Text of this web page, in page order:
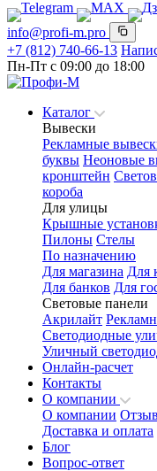
info@profi-m.pro
+7 (812) 740-66-13
Пн-Пт с 09:00 до 18:00
Каталог
Вывески
Рекламные
буквы Неоновые
кронштейн
короба
Для улицы
Крышные
Пилоны Стелы
По назначению
Для магазина Для
Для банков Для
Световые панели
Акрилайт
Светодиодные
Уличный
Онлайн-расчет
Контакты
О компании
О компании
Доставка и оплата
Блог
Вопрос-ответ